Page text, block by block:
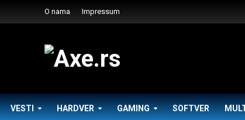
O nama Impressum
VESTI HARDVER GAMING SOFTVER